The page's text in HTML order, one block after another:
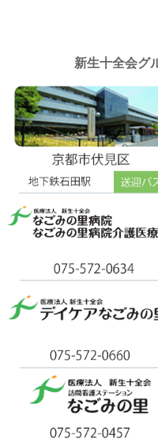
新生十全会グ